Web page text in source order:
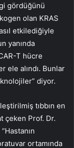
gördüğünü
olan KRAS
etkilediğiyle
yanında
T hücre
ele alındı. Bunlar
diyor.
tıbbın en
çeken Prof. Dr.
ortamında